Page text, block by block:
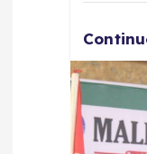
k